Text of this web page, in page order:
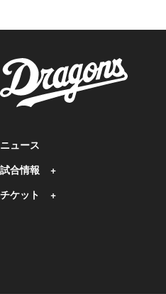
ニュース
試合情報
チケット